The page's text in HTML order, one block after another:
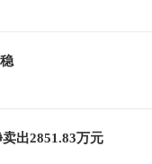
出2851.83万元